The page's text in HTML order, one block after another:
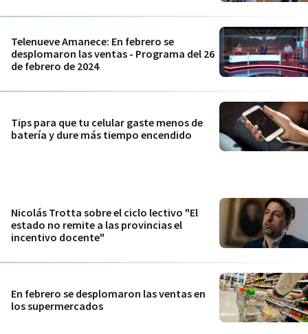
Telenueve Amanece: En febrero se
desplomaron las ventas - Programa del 26
de febrero de 2024
Tips para que tu celular gaste menos de
batería y dure más tiempo encendido
Nicolás Trotta sobre el ciclo lectivo "El
estado no remite a las provincias el
incentivo docente"
En febrero se desplomaron las ventas en
los supermercados